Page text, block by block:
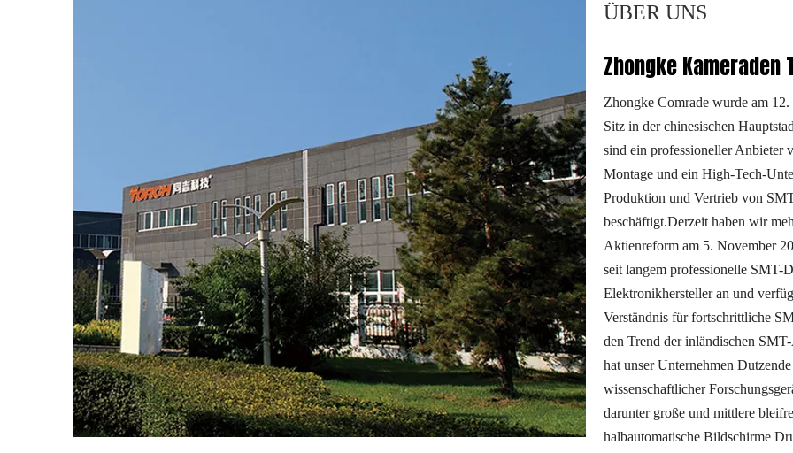
ÜBER UNS
Zhongke Kameraden
Zhongke Comrade wurde am
Sitz in der chinesischen
sind ein professioneller Anbieter
Montage und ein High-Tech-
Produktion und Vertrieb von
beschäftigt.Derzeit haben wir
Aktienreform am 5. November
seit langem professionelle SMT-
Elektronikhersteller an und
Verständnis für fortschrittliche
den Trend der inländischen
hat unser Unternehmen
wissenschaftlicher
darunter große und mittlere
halbautomatische Bildschirme